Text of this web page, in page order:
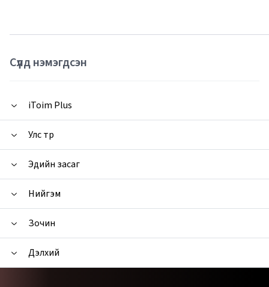
Сүүлд нэмэгдсэн
iToim Plus
Улс төр
Эдийн засаг
Нийгэм
Зочин
Дэлхий